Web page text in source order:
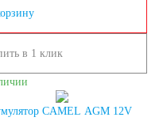
в 1 клик
CAMEL AGM 12V